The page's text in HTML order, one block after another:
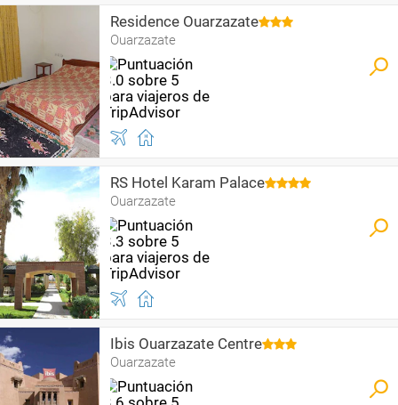
Residence Ouarzazate
Ouarzazate
RS Hotel Karam Palace
Ouarzazate
Ibis Ouarzazate Centre
Ouarzazate